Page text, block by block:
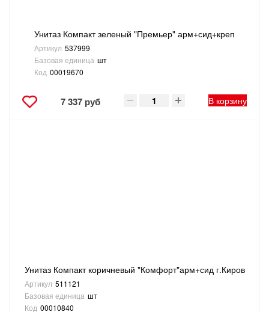
Унитаз Компакт зеленый "Премьер" арм+сид+креп
Артикул 537999
Базовая единица шт
Код 00019670
7 337 руб В корзину
Унитаз Компакт коричневый "Комфорт"арм+сид г.Киров
Артикул 511121
Базовая единица шт
Код 00010840